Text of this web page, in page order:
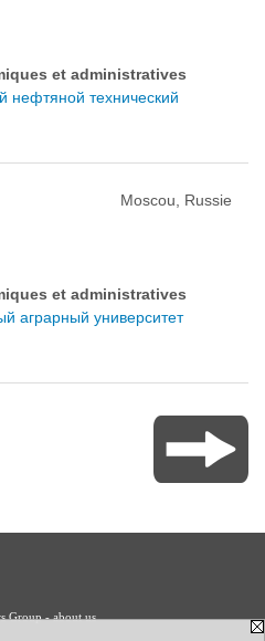
et administratives
нефтяной технический
Moscou, Russie
et administratives
аграрный университет
Group - about us